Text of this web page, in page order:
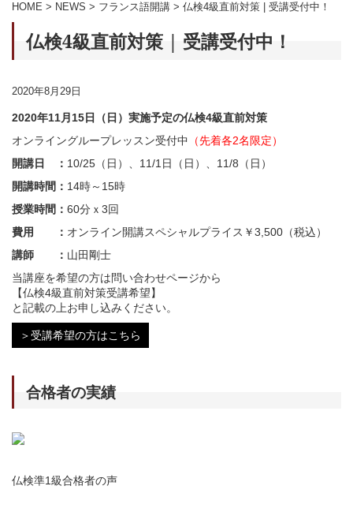
HOME > NEWS > フランス語開講 > 仏検4級直前対策 | 受講受付中！
仏検4級直前対策 | 受講受付中！
2020年8月29日
2020年11月15日（日）実施予定の仏検4級直前対策
オンライングループレッスン受付中
（先着各2名限定）
開講日 ： 10/25（日）、11/1日（日）、11/8（日）
開講時間： 14時～15時
授業時間： 60分ｘ3回
費用 ： オンライン開講スペシャルプライス￥3,500（税込）
講師 ： 山田剛士
当講座を希望の方は問い合わせページから
【仏検4級直前対策受講希望】
と記載の上お申し込みください。
＞受講希望の方はこちら
合格者の実績
仏検準1級合格者の声